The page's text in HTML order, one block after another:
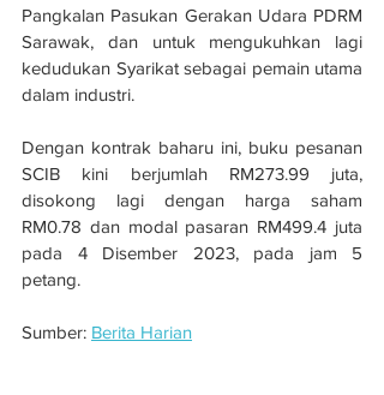
Pangkalan Pasukan Gerakan Udara PDRM
Sarawak, dan untuk mengukuhkan lagi
kedudukan Syarikat sebagai pemain utama
dalam industri.
Dengan kontrak baharu ini, buku pesanan
SCIB kini berjumlah RM273.99 juta,
disokong lagi dengan harga saham
RM0.78 dan modal pasaran RM499.4 juta
pada 4 Disember 2023, pada jam 5
petang.
Sumber: Berita Harian